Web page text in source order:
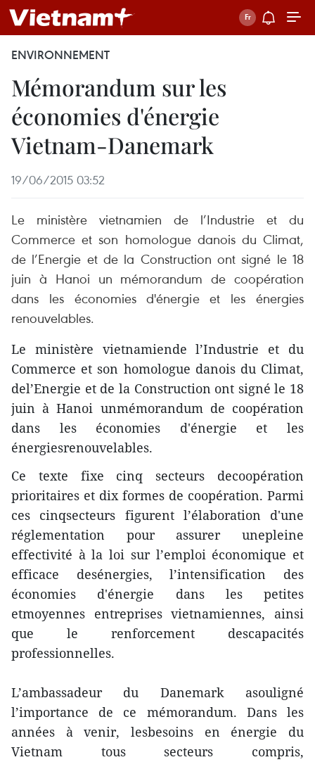
ENVIRONNEMENT
Mémorandum sur les
économies d'énergie
Vietnam-Danemark
19/06/2015 03:52
Le ministère vietnamien de l’Industrie et du
Commerce et son homologue danois du Climat,
de l’Energie et de la Construction ont signé le 18
juin à Hanoi un mémorandum de coopération
dans les économies d'énergie et les énergies
renouvelables.
Le ministère vietnamiende l’Industrie et du
Commerce et son homologue danois du Climat,
del’Energie et de la Construction ont signé le 18
juin à Hanoi unmémorandum de coopération
dans les économies d'énergie et les
énergiesrenouvelables.
Ce texte fixe cinq secteurs decoopération
prioritaires et dix formes de coopération. Parmi
ces cinqsecteurs figurent l’élaboration d'une
réglementation pour assurer unepleine
effectivité à la loi sur l’emploi économique et
efficace desénergies, l’intensification des
économies d'énergie dans les petites
etmoyennes entreprises vietnamiennes, ainsi
que le renforcement descapacités
professionnelles.
L’ambassadeur du Danemark asouligné
l’importance de ce mémorandum. Dans les
années à venir, lesbesoins en énergie du
Vietnam tous secteurs compris,